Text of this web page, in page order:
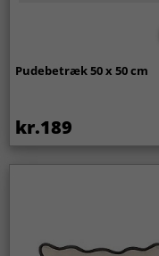
Pudebetræk 50 x 50 cm
kr.189